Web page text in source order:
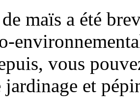
maïs a été
vous
jardinage et